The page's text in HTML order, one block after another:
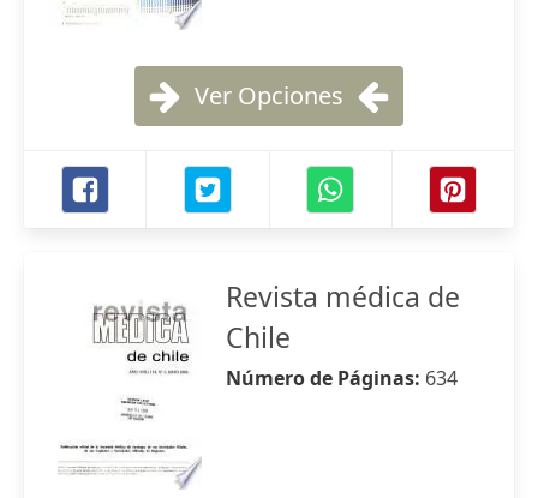
Ver Opciones
Revista médica de
Chile
Número de Páginas: 634